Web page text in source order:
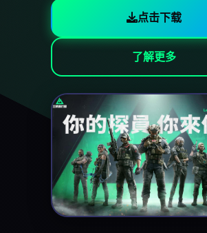
点击下载
了解更多